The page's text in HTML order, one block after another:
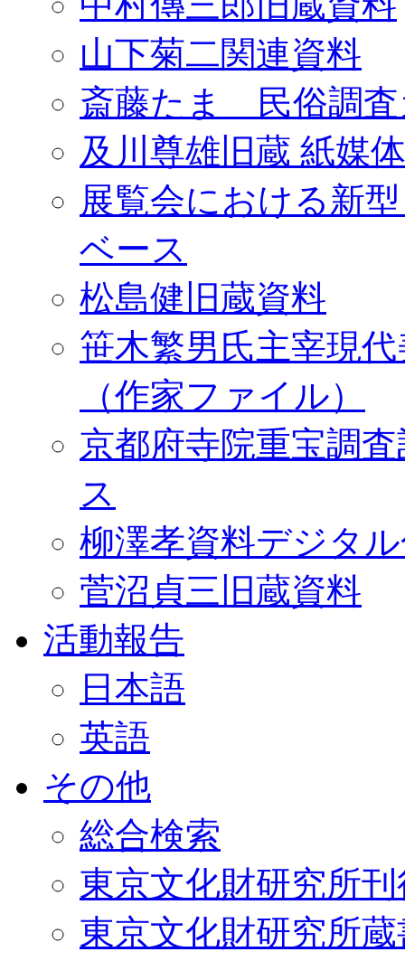
山下菊二関連資料
斎藤たま 民俗調査
及川尊雄旧蔵 紙媒
展覧会における新
ベース
松島健旧蔵資料
笹木繁男氏主宰現
（作家ファイル）
京都府寺院重宝調
ス
柳澤孝資料デジタ
菅沼貞三旧蔵資料
活動報告
日本語
英語
その他
総合検索
東京文化財研究所
東京文化財研究所